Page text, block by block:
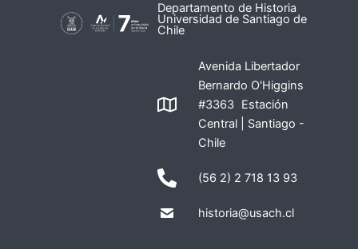
Departamento de Historia
Universidad de Santiago de
Chile
Avenida Libertador
Bernardo O'Higgins
#3363 Estación
Central | Santiago -
Chile
(56 2) 2 718 13 93
historia@usach.cl